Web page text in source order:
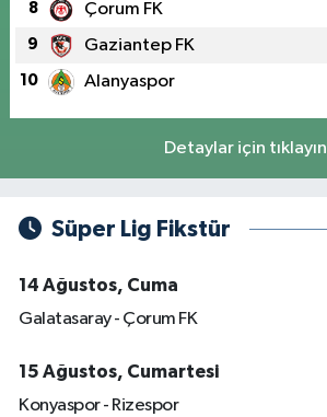
8 Çorum FK
9 Gaziantep FK
10 Alanyaspor
Detaylar için tıklayın
Süper Lig Fikstür
14 Ağustos, Cuma
Galatasaray - Çorum FK
15 Ağustos, Cumartesi
Konyaspor - Rizespor